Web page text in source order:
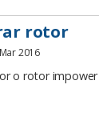
rotor
2016
o rotor impower